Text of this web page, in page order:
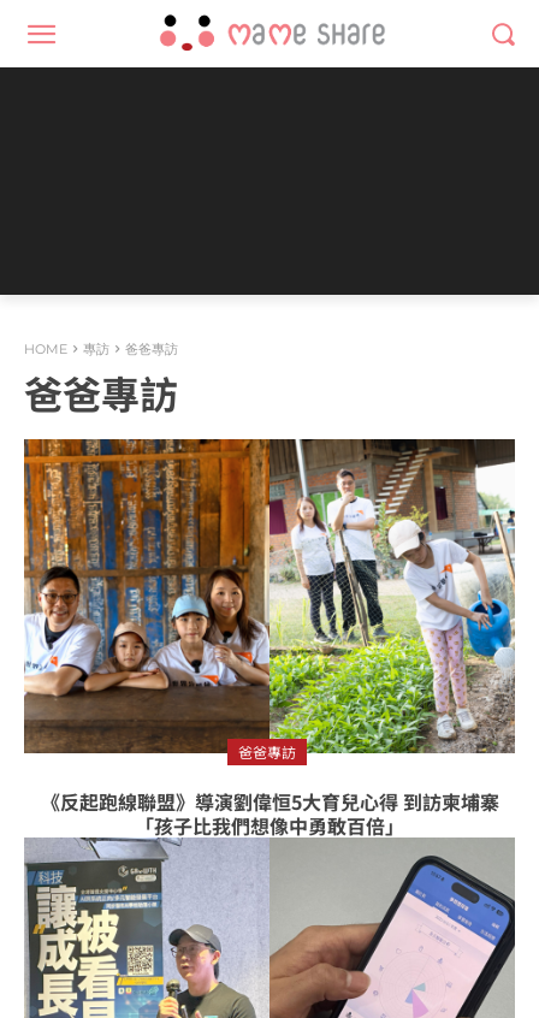
HOME 專訪 爸爸專訪
爸爸專訪
爸爸專訪
《反起跑線聯盟》導演劉偉恒5大育兒心得 到訪柬埔寨
「孩子比我們想像中勇敢百倍」